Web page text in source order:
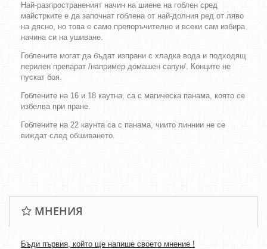
Най-разпространеният начин на шиене на гоблен сред
майстрките е да започнат гоблена от най-долния ред от ляво
на дясно, но това е само препоръчително и всеки сам избира
начина си на ушиване.
Гоблените могат да бъдат изпрани с хладка вода и подходящ
перилен препарат /например домашен сапун/. Конците не
пускат боя.
Гоблените на 16 и 18 каутна, са с магическа панама, която се
избелва при пране.
Гоблените на 22 каунта са с панама, чиито линнии не се
виждат след обшиването.
МНЕНИЯ
Бъди първия, който ще напише своето мнение !